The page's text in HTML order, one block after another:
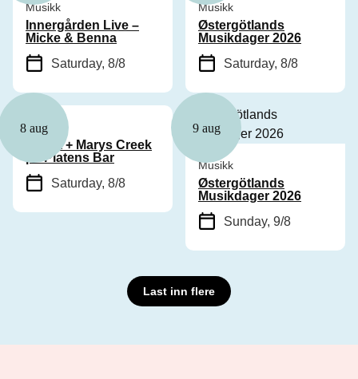
Musikk
Innergården Live –
Micke & Benna
Saturday, 8/8
Musikk
Østergötlands
Musikdager 2026
Saturday, 8/8
8 aug
Musikk
Cyhra + Marys Creek
på Platens Bar
Saturday, 8/8
9 aug
Musikk
Østergötlands
Musikdager 2026
Sunday, 9/8
Last inn flere